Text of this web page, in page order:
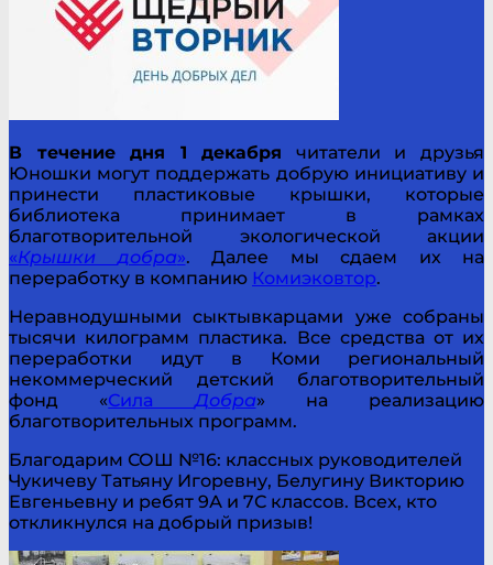
В течение дня 1 декабря читатели и друзья
Юношки могут поддержать добрую инициативу и
принести пластиковые крышки, которые
библиотека принимает в рамках
благотворительной экологической акции
«Крышки добра». Далее мы сдаем их на
переработку в компанию Комиэковтор.
Неравнодушными сыктывкарцами уже собраны
тысячи килограмм пластика. Все средства от их
переработки идут в Коми региональный
некоммерческий детский благотворительный
фонд «СилаДобра» на реализацию
благотворительных программ.
Благодарим СОШ №16: классных руководителей
Чукичеву Татьяну Игоревну, Белугину Викторию
Евгеньевну и ребят 9А и 7С классов. Всех, кто
откликнулся на добрый призыв!